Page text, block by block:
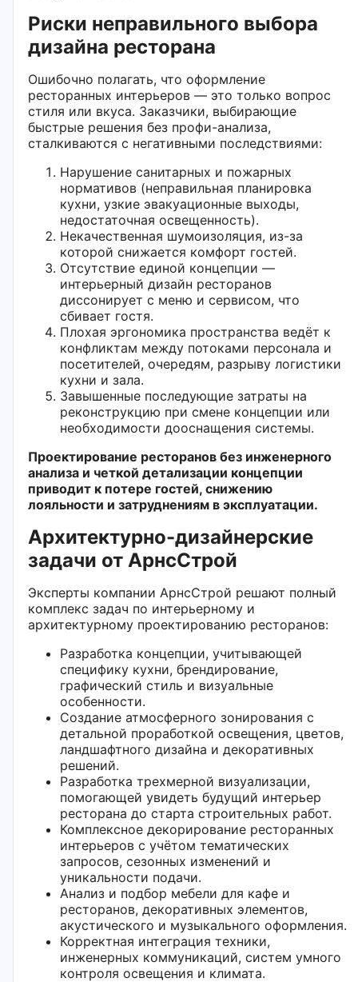
Риски неправильного выбора
дизайна ресторана
Ошибочно полагать, что оформление
ресторанных интерьеров — это только вопрос
стиля или вкуса. Заказчики, выбирающие
быстрые решения без профи-анализа,
сталкиваются с негативными последствиями:
Нарушение санитарных и пожарных
нормативов (неправильная планировка
кухни, узкие эвакуационные выходы,
недостаточная освещенность).
Некачественная шумоизоляция, из-за
которой снижается комфорт гостей.
Отсутствие единой концепции —
интерьерный дизайн ресторанов
диссонирует с меню и сервисом, что
сбивает гостя.
Плохая эргономика пространства ведёт к
конфликтам между потоками персонала и
посетителей, очередям, разрыву логистики
кухни и зала.
Завышенные последующие затраты на
реконструкцию при смене концепции или
необходимости дооснащения системы.
Проектирование ресторанов без инженерного
анализа и четкой детализации концепции
приводит к потере гостей, снижению
лояльности и затруднениям в эксплуатации.
Архитектурно-дизайнерские
задачи от АрнсСтрой
Эксперты компании АрнсСтрой решают полный
комплекс задач по интерьерному и
архитектурному проектированию ресторанов:
Разработка концепции, учитывающей
специфику кухни, брендирование,
графический стиль и визуальные
особенности.
Создание атмосферного зонирования с
детальной проработкой освещения, цветов,
ландшафтного дизайна и декоративных
решений.
Разработка трехмерной визуализации,
помогающей увидеть будущий интерьер
ресторана до старта строительных работ.
Комплексное декорирование ресторанных
интерьеров с учётом тематических
запросов, сезонных изменений и
уникальности подачи.
Анализ и подбор мебели для кафе и
ресторанов, декоративных элементов,
акустического и музыкального оформления.
Корректная интеграция техники,
инженерных коммуникаций, систем умного
контроля освещения и климата.